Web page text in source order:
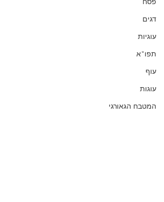
דגים
עוגיות
תפו"א
עוף
עוגות
המטבח הגאורגי